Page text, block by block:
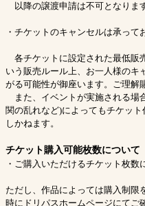
以降の譲渡申請は不可となりま
・チケットのキャンセルは承って
各チケットに設定された最低販
いう販売ルール上、お一人様のキ
がる可能性が御座います。ご理解
また、イベントが実施される場
関の乱れなど)によってもチケッ
しかねます。
チケット購入可能枚数について
・ご購入いただけるチケット枚数
ただし、作品によっては購入制限
時にドリパスホームページにてご